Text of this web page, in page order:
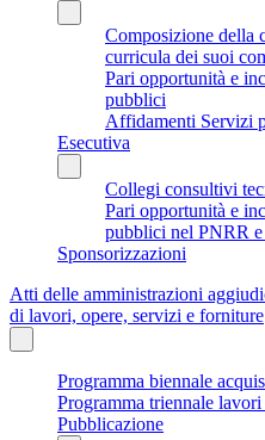
Composizione della
curricula dei suoi
Pari opportunità e
pubblici
Affidamenti Servizi
Esecutiva
Collegi consultivi
Pari opportunità e
pubblici nel PNRR
Sponsorizzazioni
Atti delle amministrazioni
di lavori, opere, servizi e forniture
Programma biennale
Programma triennale
Pubblicazione